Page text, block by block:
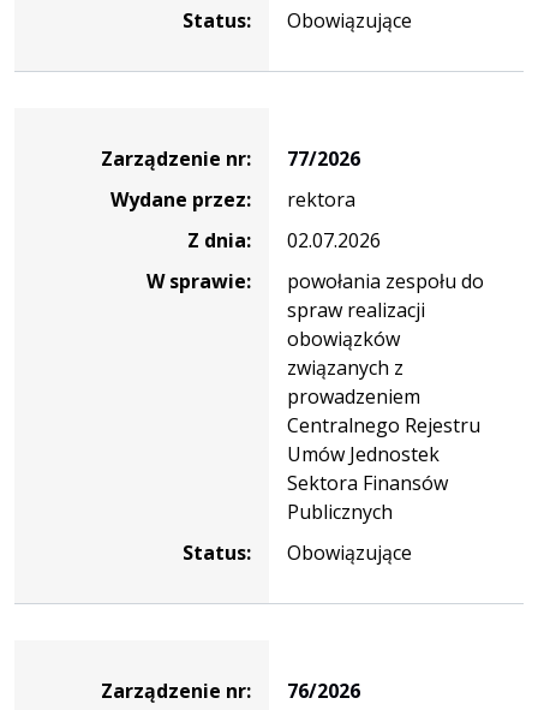
Status:
Obowiązujące
Zarządzenie nr:
77/2026
Wydane przez:
rektora
Z dnia:
02.07.2026
W sprawie:
powołania zespołu do
spraw realizacji
obowiązków
związanych z
prowadzeniem
Centralnego Rejestru
Umów Jednostek
Sektora Finansów
Publicznych
Status:
Obowiązujące
Zarządzenie nr:
76/2026